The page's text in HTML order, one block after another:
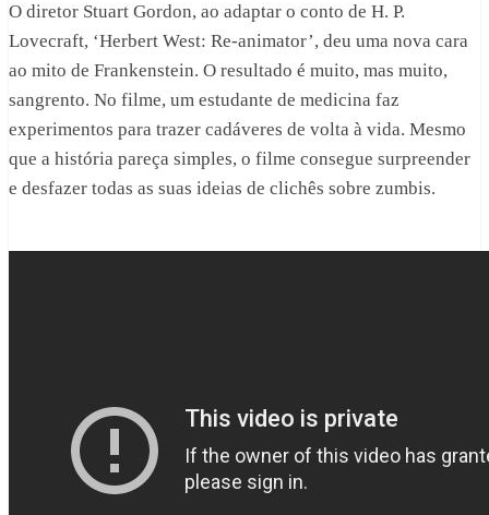
O diretor Stuart Gordon, ao adaptar o conto de H. P.
Lovecraft, ‘Herbert West: Re-animator’, deu uma nova cara
ao mito de Frankenstein. O resultado é muito, mas muito,
sangrento. No filme, um estudante de medicina faz
experimentos para trazer cadáveres de volta à vida. Mesmo
que a história pareça simples, o filme consegue surpreender
e desfazer todas as suas ideias de clichês sobre zumbis.